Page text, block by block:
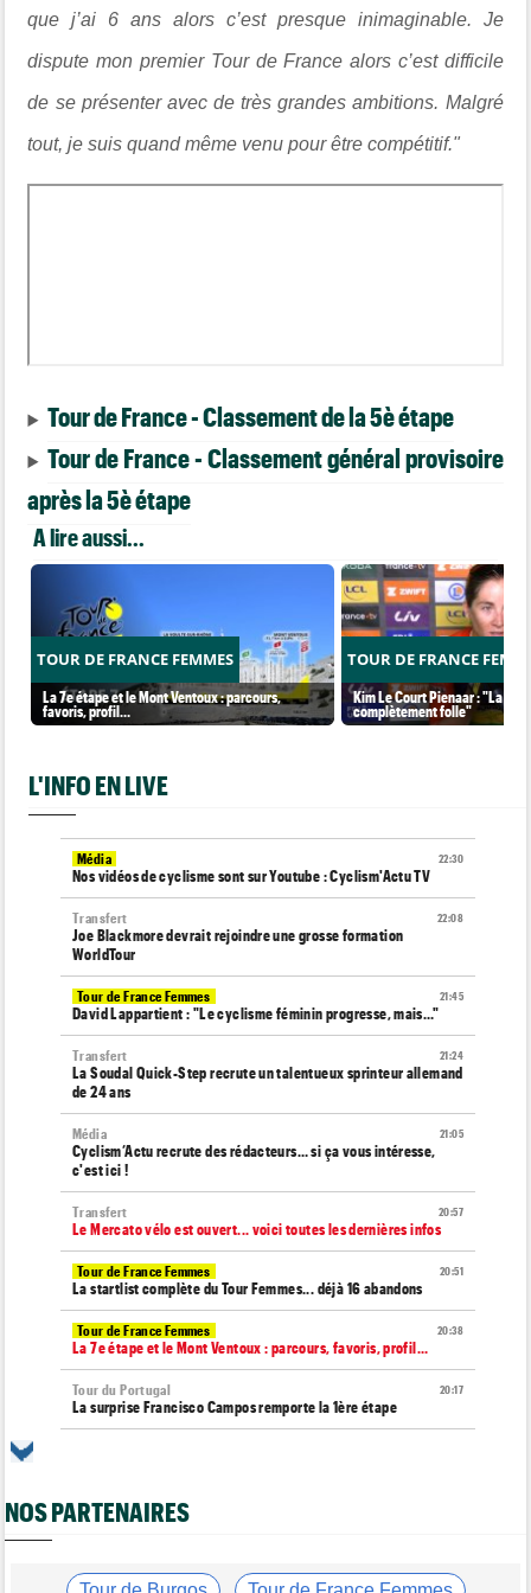
que j’ai 6 ans alors c’est presque inimaginable. Je
dispute mon premier Tour de France alors c’est difficile
de se présenter avec de très grandes ambitions. Malgré
tout, je suis quand même venu pour être compétitif."
Tour de France - Classement de la 5è étape
Tour de France - Classement général provisoire
après la 5è étape
A lire aussi...
TOUR DE FRANCE FEMMES
La 7e étape et le Mont Ventoux : parcours,
favoris, profil…
TOUR DE FRANCE
Kim Le Court Pienaar : "La
complètement folle"
L'INFO EN LIVE
22:30
Média
Nos vidéos de cyclisme sont sur Youtube : Cyclism'Actu TV
22:08
Transfert
Joe Blackmore devrait rejoindre une grosse formation
WorldTour
21:45
Tour de France Femmes
David Lappartient : "Le cyclisme féminin progresse, mais…"
21:24
Transfert
La Soudal Quick-Step recrute un talentueux sprinteur allemand
de 24 ans
21:05
Média
Cyclism’Actu recrute des rédacteurs… si ça vous intéresse,
c'est ici !
20:57
Transfert
Le Mercato vélo est ouvert... voici toutes les dernières infos
20:51
Tour de France Femmes
La startlist complète du Tour Femmes... déjà 16 abandons
20:38
Tour de France Femmes
La 7e étape et le Mont Ventoux : parcours, favoris, profil…
20:17
Tour du Portugal
La surprise Francisco Campos remporte la 1ère étape
Tour de France Femmes
19:13
Tour de France Femmes
NOS PARTENAIRES